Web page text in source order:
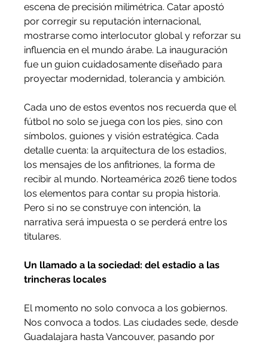
escena de precisión milimétrica. Catar apostó
por corregir su reputación internacional,
mostrarse como interlocutor global y reforzar su
influencia en el mundo árabe. La inauguración
fue un guion cuidadosamente diseñado para
proyectar modernidad, tolerancia y ambición.
Cada uno de estos eventos nos recuerda que el
fútbol no solo se juega con los pies, sino con
símbolos, guiones y visión estratégica. Cada
detalle cuenta: la arquitectura de los estadios,
los mensajes de los anfitriones, la forma de
recibir al mundo. Norteamérica 2026 tiene todos
los elementos para contar su propia historia.
Pero si no se construye con intención, la
narrativa será impuesta o se perderá entre los
titulares.
Un llamado a la sociedad: del estadio a las
trincheras locales
El momento no solo convoca a los gobiernos.
Nos convoca a todos. Las ciudades sede, desde
Guadalajara hasta Vancouver, pasando por